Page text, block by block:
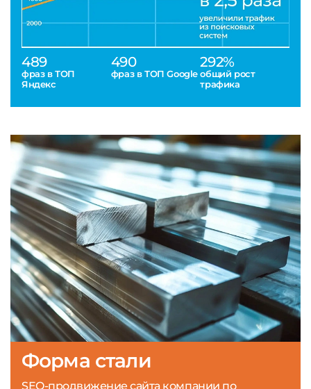
489
фраз в ТОП
Яндекс
490
фраз в ТОП Google
292%
общий рост
трафика
Форма стали
SEO-продвижение сайта компании по